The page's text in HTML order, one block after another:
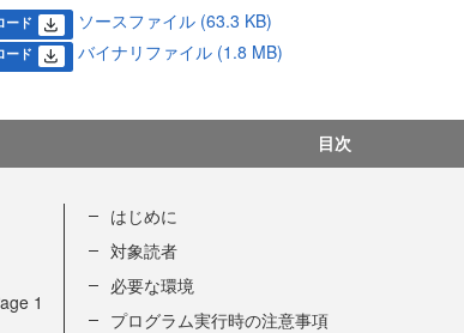
ード ソースファイル (63.3 KB)
ード バイナリファイル (1.8 MB)
目次
1
はじめに
対象読者
必要な環境
プログラム実行時の注意事項